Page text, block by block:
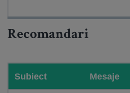
Recomandari
Subiect Mesaje